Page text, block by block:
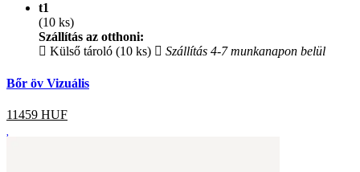
t1
(10 ks)
Szállítás az otthoni:
Külső tároló (10 ks)
Szállítás 4-7 munkanapon belül
Bőr öv Vizuális
11459 HUF